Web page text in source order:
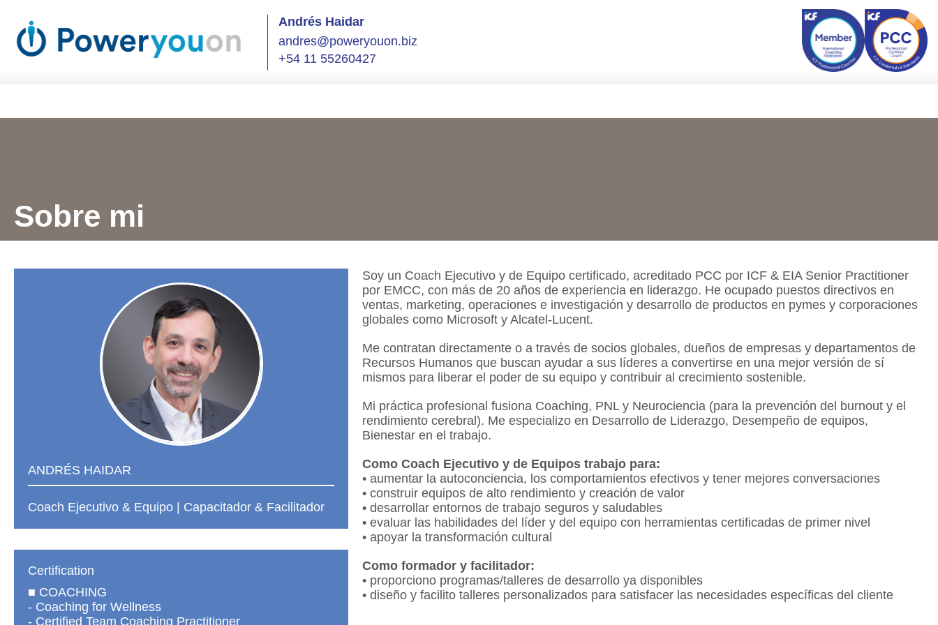
Andrés Haidar
andres@poweryouon.biz
+54 11 55260427
Sobre mi
ANDRÉS HAIDAR
Coach Ejecutivo & Equipo | Capacitador & Facilitador
Certification
■ COACHING
- Coaching for Wellness
- Certified Team Coaching Practitioner
Soy un Coach Ejecutivo y de Equipo certificado, acreditado PCC por ICF & EIA Senior Practitioner
por EMCC, con más de 20 años de experiencia en liderazgo. He ocupado puestos directivos en
ventas, marketing, operaciones e investigación y desarrollo de productos en pymes y corporaciones
globales como Microsoft y Alcatel-Lucent.
Me contratan directamente o a través de socios globales, dueños de empresas y departamentos de
Recursos Humanos que buscan ayudar a sus líderes a convertirse en una mejor versión de sí
mismos para liberar el poder de su equipo y contribuir al crecimiento sostenible.
Mi práctica profesional fusiona Coaching, PNL y Neurociencia (para la prevención del burnout y el
rendimiento cerebral). Me especializo en Desarrollo de Liderazgo, Desempeño de equipos,
Bienestar en el trabajo.
Como Coach Ejecutivo y de Equipos trabajo para:
• aumentar la autoconciencia, los comportamientos efectivos y tener mejores conversaciones
• construir equipos de alto rendimiento y creación de valor
• desarrollar entornos de trabajo seguros y saludables
• evaluar las habilidades del líder y del equipo con herramientas certificadas de primer nivel
• apoyar la transformación cultural
Como formador y facilitador:
• proporciono programas/talleres de desarrollo ya disponibles
• diseño y facilito talleres personalizados para satisfacer las necesidades específicas del cliente